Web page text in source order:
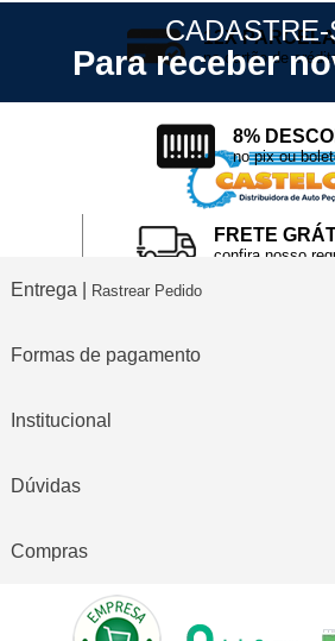
12X
no cartão de
8%
no pix ou
FRETE
confira nosso
Para receber
Entrega | Rastrear Pedido
Formas de pagamento
Institucional
Dúvidas
Compras